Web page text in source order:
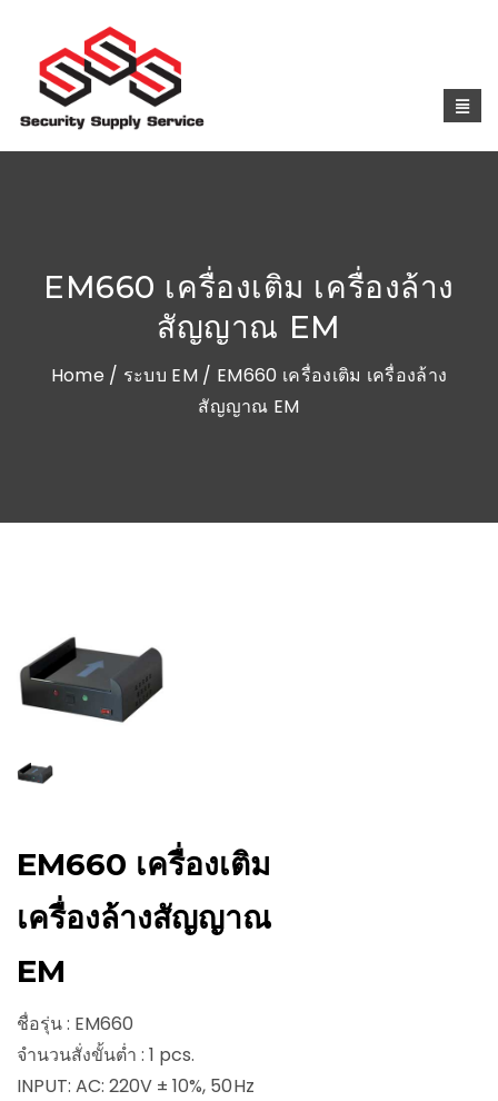
EM660 เครื่องเติม เครื่องล้าง
สัญญาณ EM
Home / ระบบ EM / EM660 เครื่องเติม เครื่องล้าง
สัญญาณ EM
EM660 เครื่องเติม
เครื่องล้างสัญญาณ
EM
ชื่อรุ่น : EM660
จำนวนสั่งขั้นต่ำ : 1 pcs.
INPUT: AC: 220V ± 10%, 50Hz